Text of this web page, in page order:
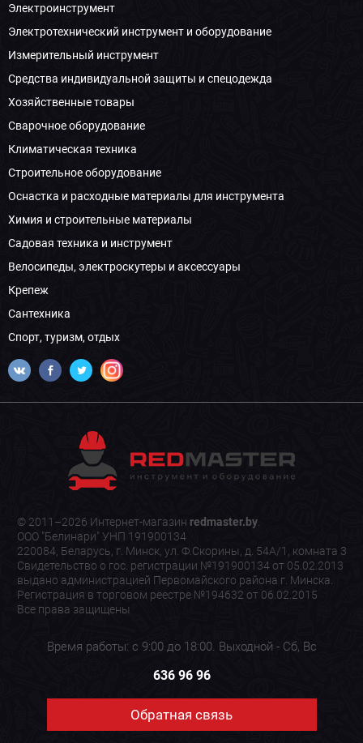
Электроинструмент
Электротехнический инструмент и оборудование
Измерительный инструмент
Средства индивидуальной защиты и спецодежда
Хозяйственные товары
Сварочное оборудование
Климатическая техника
Строительное оборудование
Оснастка и расходные материалы для инструмента
Химия и строительные материалы
Садовая техника и инструмент
Велосипеды, электроскутеры и аксессуары
Крепеж
Сантехника
Спорт, туризм, отдых
© 2011–2026 Интернет-магазин redmaster.by.
ООО "Белинари" УНП 191900134
220084, Беларусь, г. Минск, ул. Ф.Скорины, д. 54А/1, комната 3
Свидетельство о гос. регистрации №191900134 от 05.02.2013
выдано администрацией Первомайского района г. Минска.
Регистрация в торговом реестре №194632 от 06.02.2015
Все права защищены
Время работы: с 9:00 до 18:00. Выходной - Сб, Вс
636 96 96
Обратная связь